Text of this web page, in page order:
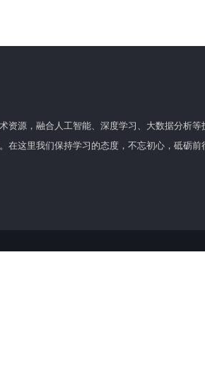
资源，融合人工智能、深度学习、大数据分析
在这里我们保持学习的态度，不忘初心，砥砺前